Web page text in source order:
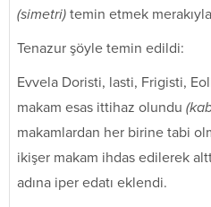
(simetri) temin etmek merakıyla
Tenazur şöyle temin edildi:
Evvela Doristi, lasti, Frigisti,
makam esas ittihaz olundu
makamlardan her birine tabi
ikişer makam ihdas edilerek
adına iper edatı eklendi.